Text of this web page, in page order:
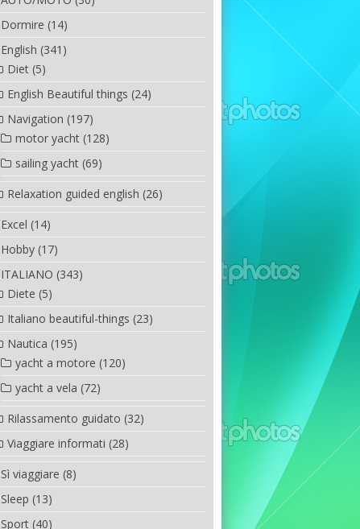
Dormire (14)
English (341)
Diet (5)
English Beautiful things (24)
Navigation (197)
motor yacht (128)
sailing yacht (69)
Relaxation guided english (26)
Excel (14)
Hobby (17)
ITALIANO (343)
Diete (5)
Italiano beautiful-things (23)
Nautica (195)
yacht a motore (120)
yacht a vela (72)
Rilassamento guidato (32)
Viaggiare informati (28)
Sì viaggiare (8)
Sleep (13)
Sport (40)